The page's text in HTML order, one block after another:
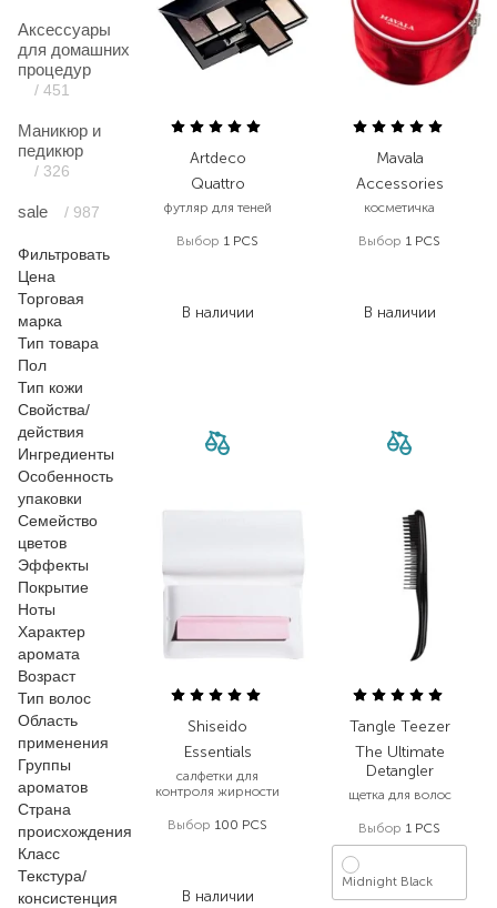
Аксессуары
для домашних
процедур
/ 451
Маникюр и
педикюр
/ 326
sale / 987
Фильтровать
Цена
Торговая
марка
Тип товара
Пол
Тип кожи
Свойства/
действия
Ингредиенты
Особенность
упаковки
Семейство
цветов
Эффекты
Покрытие
Ноты
Характер
аромата
Возраст
Тип волос
Область
применения
Группы
ароматов
Страна
происхождения
Класс
Текстура/
консистенция
Artdeco
Quattro
футляр для теней
Выбор 1 PCS
В наличии
Mavala
Accessories
косметичка
Выбор 1 PCS
В наличии
Shiseido
Essentials
салфетки для
контроля жирности
Выбор 100 PCS
В наличии
Tangle Teezer
The Ultimate
Detangler
щетка для волос
Выбор 1 PCS
Midnight Black